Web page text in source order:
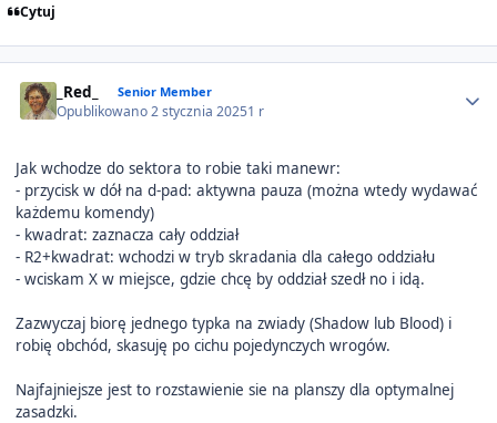
Cytuj
_Red_ Senior Member
Opublikowano2 stycznia 20251 r
Jak wchodze do sektora to robie taki manewr:
- przycisk w dół na d-pad: aktywna pauza (można wtedy wydawać
każdemu komendy)
- kwadrat: zaznacza cały oddział
- R2+kwadrat: wchodzi w tryb skradania dla całego oddziału
- wciskam X w miejsce, gdzie chcę by oddział szedł no i idą.
Zazwyczaj biorę jednego typka na zwiady (Shadow lub Blood) i
robię obchód, skasuję po cichu pojedynczych wrogów.
Najfajniejsze jest to rozstawienie sie na planszy dla optymalnej
zasadzki.